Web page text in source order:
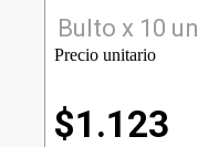
Bulto x 10 un
Precio unitario
$1.123